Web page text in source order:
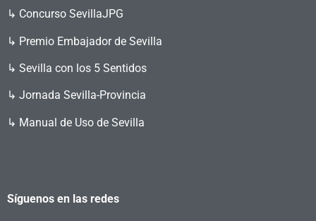
↳ Concurso SevillaJPG
↳ Premio Embajador de Sevilla
↳ Sevilla con los 5 Sentidos
↳ Jornada Sevilla-Provincia
↳ Manual de Uso de Sevilla
Síguenos en las redes